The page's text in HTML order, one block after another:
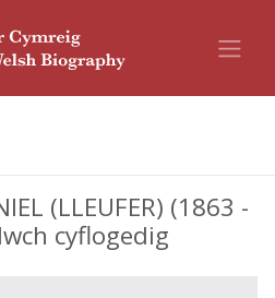
(LLEUFER) (1863 -
cyflogedig